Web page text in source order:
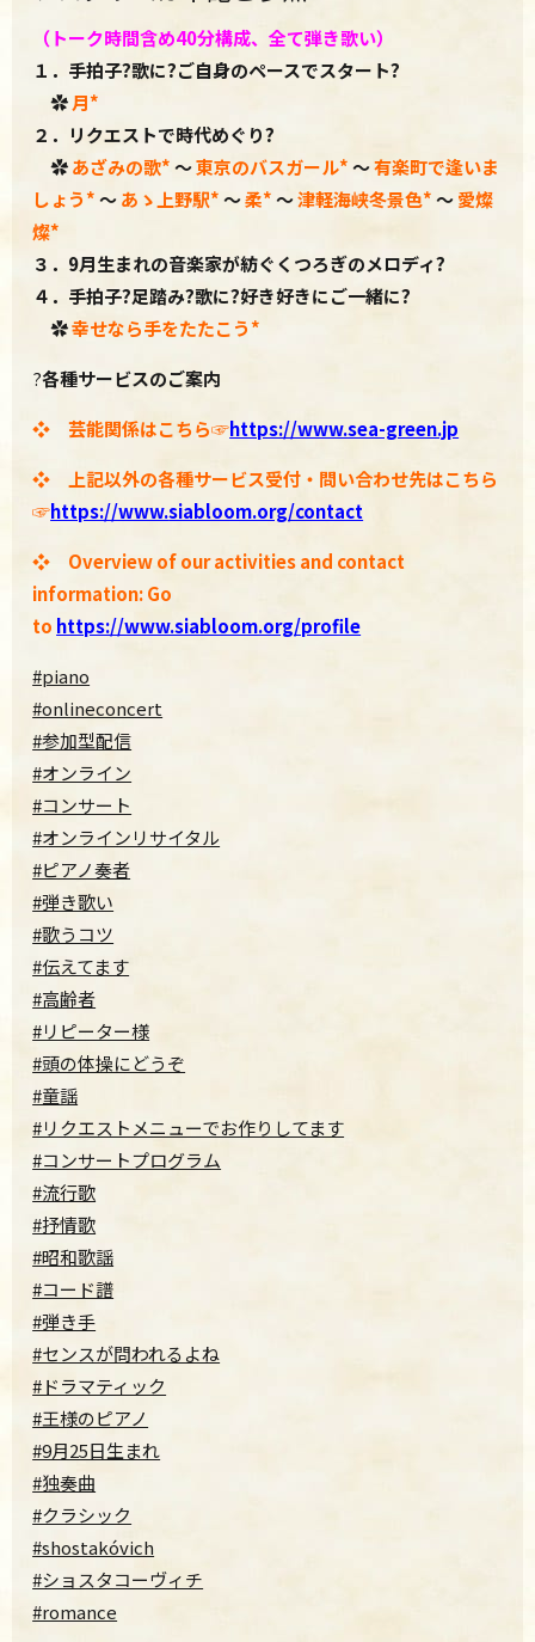
（トーク時間含め40分構成、全て弾き歌い）
１．手拍子?歌に?ご自身のペースでスタート?
✿月*
２． リクエストで時代めぐり?
✿あざみの歌*～東京のバスガール*～有楽町で逢いま
しょう*～あゝ上野駅*～柔*～津軽海峡冬景色*～愛燦
燦*
３．9月生まれの音楽家が紡ぐくつろぎのメロディ?
４．手拍子?足踏み?歌に?好き好きにご一緒に?
✿幸せなら手をたたこう*
?各種サービスのご案内
❖ 芸能関係はこちら☞https://www.sea-green.jp
❖ 上記以外の各種サービス受付・問い合わせ先はこちら
☞https://www.siabloom.org/contact
❖ Overview of our activities and contact
information: Go
to https://www.siabloom.org/profile
#piano
#onlineconcert
#参加型配信
#オンライン
#コンサート
#オンラインリサイタル
#ピアノ奏者
#弾き歌い
#歌うコツ
#伝えてます
#高齢者
#リピーター様
#頭の体操にどうぞ
#童謡
#リクエストメニューでお作りしてます
#コンサートプログラム
#流行歌
#抒情歌
#昭和歌謡
#コード譜
#弾き手
#センスが問われるよね
#ドラマティック
#王様のピアノ
#9月25日生まれ
#独奏曲
#クラシック
#shostakóvich
#ショスタコーヴィチ
#romance